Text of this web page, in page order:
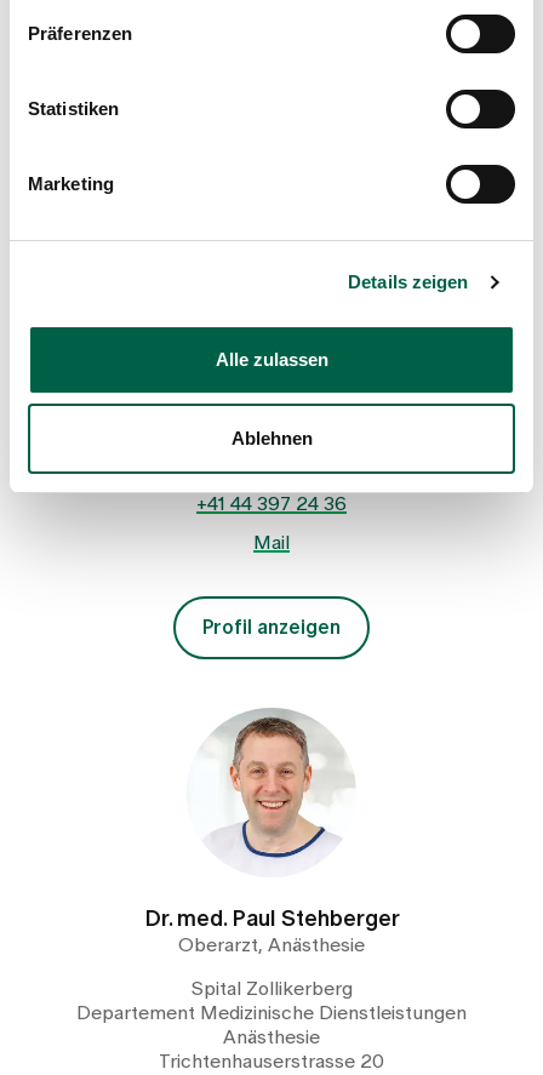
Präferenzen
Statistiken
Marketing
Details zeigen
Alle zulassen
Ablehnen
Andrea Colleen Sigg
Spital Zollikerberg
Anästhesie
Trichtenhauserstrasse 20
+41 44 397 24 36
Mail
Profil anzeigen
Dr. med. Paul Stehberger
Oberarzt, Anästhesie
Spital Zollikerberg
Departement Medizinische Dienstleistungen
Anästhesie
Trichtenhauserstrasse 20